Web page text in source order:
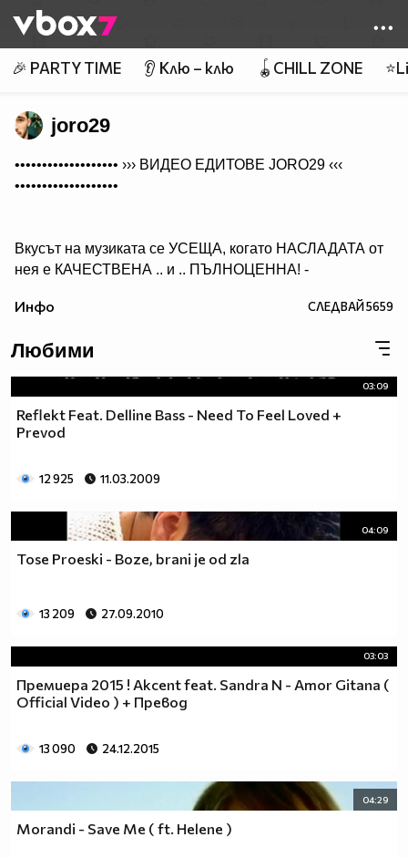
👾
🎉 PARTY TIME 👂 Клю – клю 🪀CHILL ZONE
joro29
••••••••••••••••••• ››› ВИДЕО ЕДИТОВЕ JORO29 ‹‹‹
•••••••••••••••••••
Вкусът на музиката се УСЕЩА, когато НАСЛАДАТА от
нея е КАЧЕСТВЕНА .. и .. ПЪЛНОЦЕННА! -
( ако желаеш да получиш нещо, което ще слушаш с
Инфо СЛЕДВАЙ5659
Любими
03:09
Reflekt Feat. Delline Bass - Need To Feel Loved +
Prevod
12 925 11.03.2009
04:09
Tose Proeski - Boze, brani je od zla
13 209 27.09.2010
03:03
Премиера 2015 ! Akcent feat. Sandra N - Amor Gitana (
Official Video ) + Превод
13 090 24.12.2015
04:29
Morandi - Save Me ( ft. Helene )